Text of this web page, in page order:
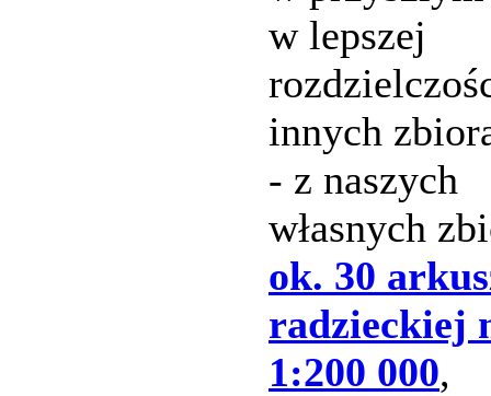
w lepszej
innych
- z naszych
własnych
ok. 30
radzieckiej
1:200 000,